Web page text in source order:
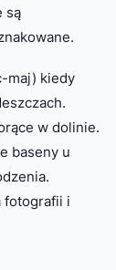
są
maj) kiedy
w dolinie.
baseny u
fotografii i